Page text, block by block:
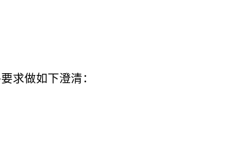
求做如下澄清：